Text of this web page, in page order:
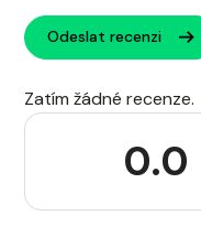
Odeslat recenzi
Zatím žádné recenze.
0.0